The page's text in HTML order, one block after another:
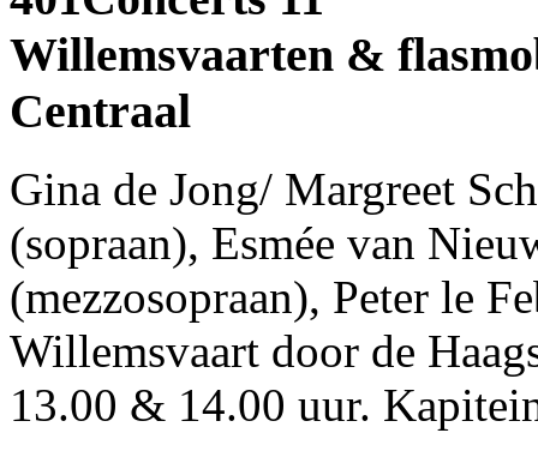
Willemsvaarten &
Centraal
Gina de Jong/ Margreet
(sopraan), Esmée van
(mezzosopraan), Peter le
Willemsvaart door de
13.00 & 14.00 uur.